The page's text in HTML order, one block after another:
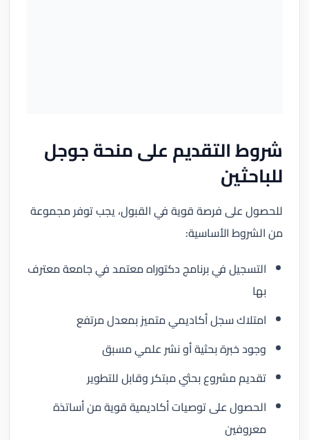
شروط التقديم على منحة جوجل
للباحثين
للحصول على فرصة قوية في القبول، يجب توفر مجموعة
من الشروط الأساسية:
التسجيل في برنامج دكتوراه معتمد في جامعة معترف
بها
امتلاك سجل أكاديمي متميز بمعدل مرتفع
وجود خبرة بحثية أو نشر علمي مسبق
تقديم مشروع بحثي مبتكر وقابل للتطوير
الحصول على توصيات أكاديمية قوية من أساتذة
معروفين